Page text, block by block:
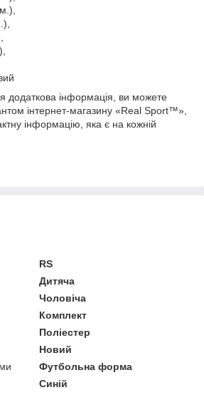
додаткова інформація, ви можете
інтернет-магазину «Real Sport™»,
інформацію, яка є на кожній
RS
Дитяча
Чоловіча
Комплект
Поліестер
Новий
Футбольна форма
Синій